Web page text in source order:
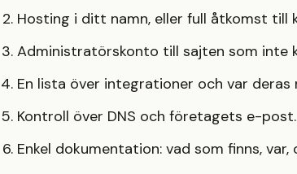
Hosting i ditt namn, eller full åtkomst till
Administratörskonto till sajten som inte
En lista över integrationer och var deras
Kontroll över DNS och företagets e-post.
Enkel dokumentation: vad som finns,